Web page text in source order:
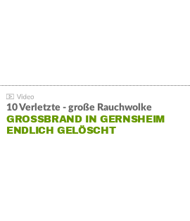
10 Verletzte - große Rauchwolke
GROSSBRAND IN GERNSHEIM E
NDLICH GELÖSCHT